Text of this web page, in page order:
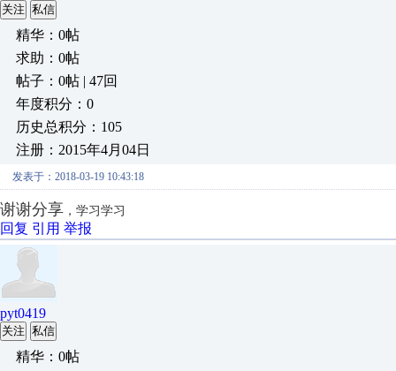
关注 私信
精华：0帖
求助：0帖
帖子：0帖 | 47回
年度积分：0
历史总积分：105
注册：2015年4月04日
发表于：2018-03-19 10:43:18
谢谢分享 ，学习学习
回复 引用 举报
pyt0419
关注 私信
精华：0帖